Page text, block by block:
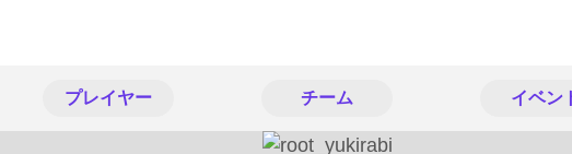
プレイヤー チーム イベン